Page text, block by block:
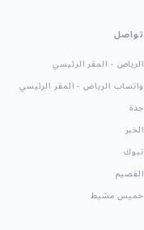
تواصل
الرياض - المقر الرئيسي
واتساب الرياض - المقر الرئيسي
جدة
الخبر
تبوك
القصيم
خميس مشيط